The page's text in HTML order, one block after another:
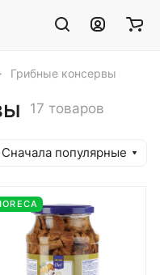
Грибные консервы
17 товаров
Сначала популярные